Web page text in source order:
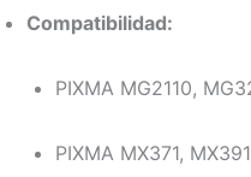
Compatibilidad:
PIXMA MG2110,
PIXMA MX371,